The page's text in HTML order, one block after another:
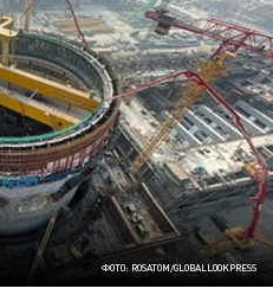
ФОТО: ROSATOM/GLOBALLOOKPRESS